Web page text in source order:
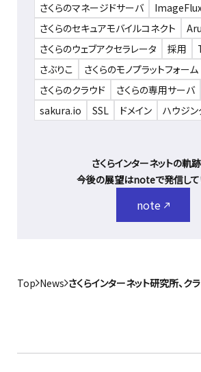
さくらのマネージドサーバ
さくらのセキュアモバイルコネクト
さくらのウェブアクセラレータ
採用
さぶりこ
さくらのモノプラットフォーム
さくらのクラウド
さくらの専用サーバ
sakura.io
SSL ドメイン ハウジン
さくらインターネットの軌跡
今後の展望はnoteで発信して
note
Top News さくらインターネット研究所、